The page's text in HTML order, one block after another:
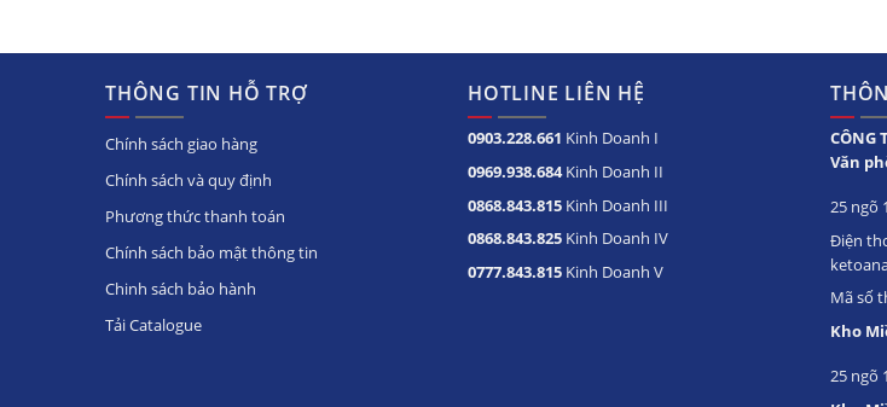
THÔNG TIN HỖ TRỢ
Chính sách giao hàng
Chính sách và quy định
Phương thức thanh toán
Chính sách bảo mật thông tin
Chinh sách bảo hành
Tải Catalogue
HOTLINE LIÊN HỆ
0903.228.661 Kinh Doanh I
0969.938.684Kinh Doanh II
0868.843.815 Kinh Doanh III
0868.843.825 Kinh Doanh IV
0777.843.815 Kinh Doanh V
CÔNG
Văn
25 ngõ
Điện
Mã số
Kho
25 ngõ